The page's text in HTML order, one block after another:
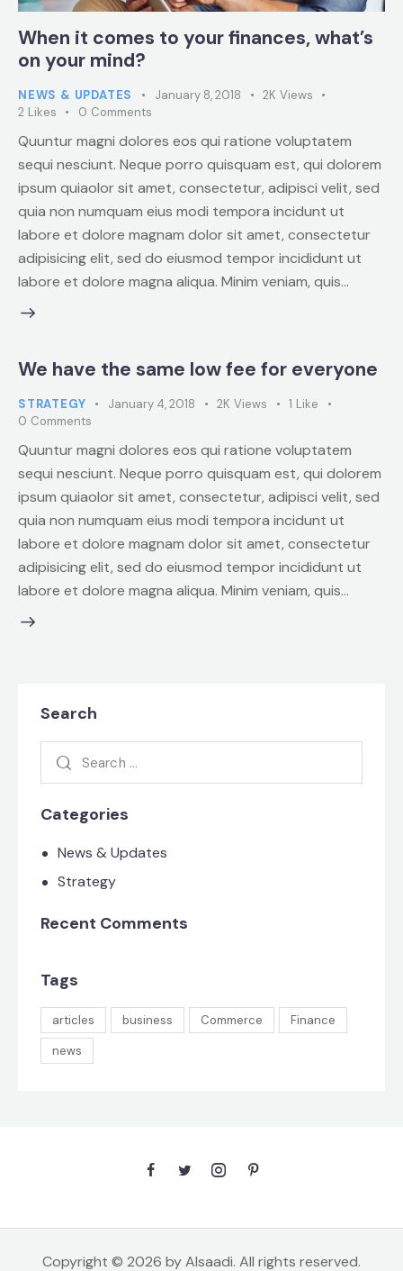
When it comes to your finances, what’s
on your mind?
NEWS & UPDATES January 8, 2018 2K Views
2 Likes 0 Comments
Quuntur magni dolores eos qui ratione voluptatem
sequi nesciunt. Neque porro quisquam est, qui dolorem
ipsum quiaolor sit amet, consectetur, adipisci velit, sed
quia non numquam eius modi tempora incidunt ut
labore et dolore magnam dolor sit amet, consectetur
adipisicing elit, sed do eiusmod tempor incididunt ut
labore et dolore magna aliqua. Minim veniam, quis…
We have the same low fee for everyone
STRATEGY January 4, 2018 2K Views 1 Like
0 Comments
Quuntur magni dolores eos qui ratione voluptatem
sequi nesciunt. Neque porro quisquam est, qui dolorem
ipsum quiaolor sit amet, consectetur, adipisci velit, sed
quia non numquam eius modi tempora incidunt ut
labore et dolore magnam dolor sit amet, consectetur
adipisicing elit, sed do eiusmod tempor incididunt ut
labore et dolore magna aliqua. Minim veniam, quis…
Search
Search
Categories
News & Updates
Strategy
Recent Comments
Tags
articles business Commerce
Finance
news
Copyright © 2026 by Alsaadi. All rights reserved.